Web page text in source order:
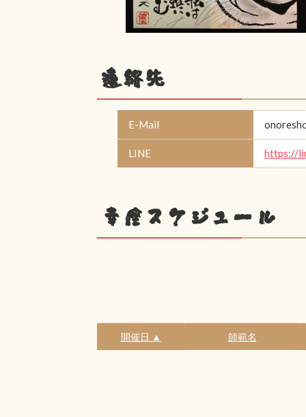
連絡先
E-Mail
LINE https://
幸座スケジュール
開催日 ▲ 師範名